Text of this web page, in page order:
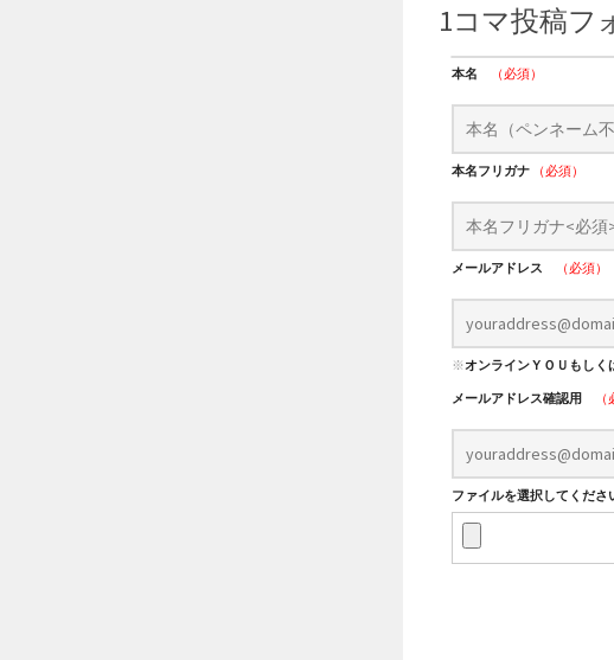
1コマ投稿フ
本名 （必須）
本名フリガナ （必須）
メールアドレス （必須）
※オンラインＹＯＵもしく
メールアドレス確認用
ファイルを選択してくだ